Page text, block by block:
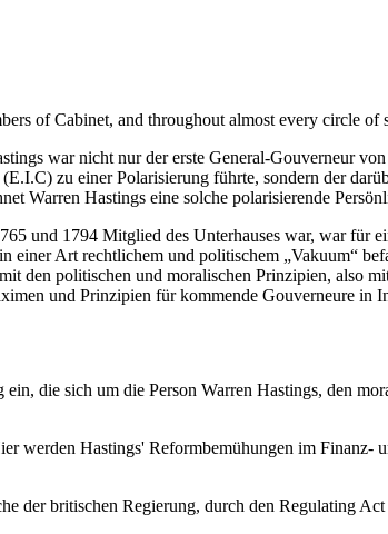
of Cabinet, and throughout almost every circle
war nicht nur der erste General-Gouverneur
zu einer Polarisierung führte, sondern der
Warren Hastings eine solche polarisierende
und 1794 Mitglied des Unterhauses war, war für
einer Art rechtlichem und politischem „Vakuum“
den politischen und moralischen Prinzipien, also
und Prinzipien für kommende Gouverneure in
die sich um die Person Warren Hastings, den
werden Hastings' Reformbemühungen im Finanz-
der britischen Regierung, durch den Regulating